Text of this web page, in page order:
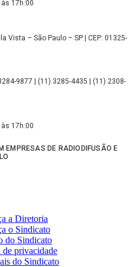
17h:00
Vista – São Paulo – SP | CEP: 01325-
9877 | (11) 3285-4435 | (11) 2308-
17h:00
EMPRESAS DE RADIODIFUSÃO E
a Diretoria
o Sindicato
do Sindicato
de privacidade
do Sindicato